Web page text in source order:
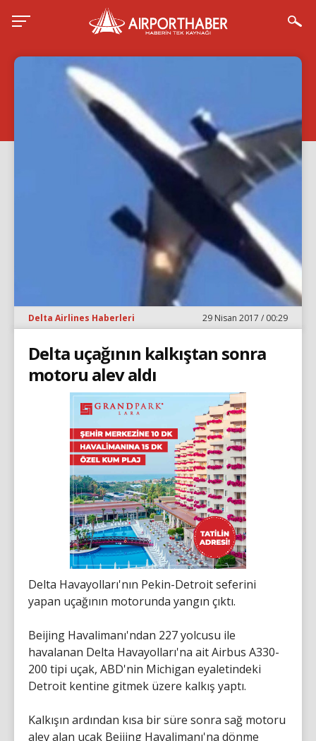
Delta Airlines Haberleri 29 Nisan 2017 / 00:29
Delta uçağının kalkıştan sonra
motoru alev aldı
Delta Havayolları'nın Pekin-Detroit seferini
yapan uçağının motorunda yangın çıktı.
Beijing Havalimanı'ndan 227 yolcusu ile
havalanan Delta Havayolları'na ait Airbus A330-
200 tipi uçak, ABD'nin Michigan eyaletindeki
Detroit kentine gitmek üzere kalkış yaptı.
Kalkışın ardından kısa bir süre sonra sağ motoru
alev alan uçak Beijing Havalimanı'na dönme